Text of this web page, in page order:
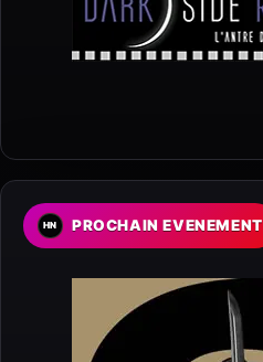
PROCHAIN EVENEMENT